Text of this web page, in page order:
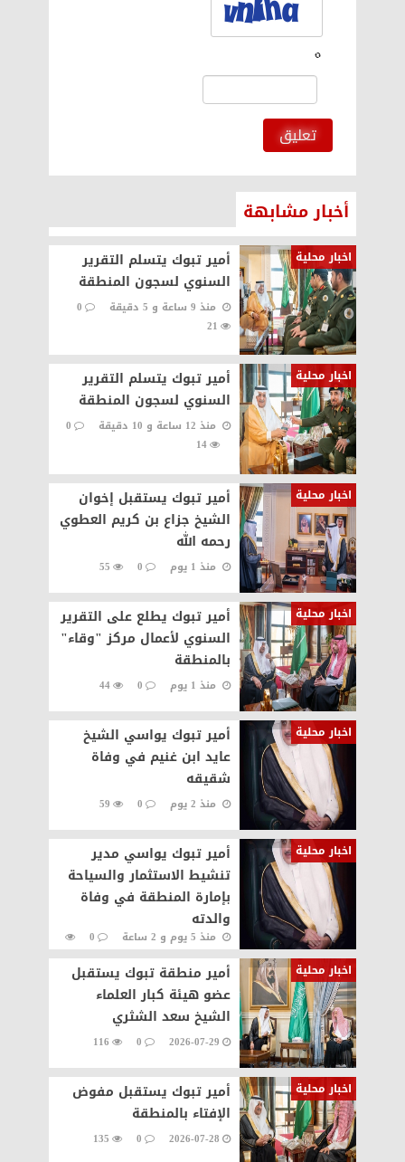
تعليق
أخبار مشابهة
اخبار محلية
أمير تبوك يتسلم التقرير
السنوي لسجون المنطقة
منذ 9 ساعة و 5 دقيقة
0
21
اخبار محلية
أمير تبوك يتسلم التقرير
السنوي لسجون المنطقة
منذ 12 ساعة و 10 دقيقة
0
14
اخبار محلية
أمير تبوك يستقبل إخوان
الشيخ جزاع بن كريم العطوي
رحمه الله‏‎
منذ 1 يوم 0
55
اخبار محلية
أمير تبوك يطلع على التقرير
السنوي لأعمال مركز "وقاء"
بالمنطقة
منذ 1 يوم 0
44
اخبار محلية
أمير تبوك يواسي الشيخ
عايد ابن غنيم في وفاة
شقيقه
منذ 2 يوم 0
59
اخبار محلية
أمير تبوك يواسي مدير
تنشيط الاستثمار والسياحة
بإمارة المنطقة في وفاة
والدته
منذ 5 يوم و 2 ساعة
0
107
اخبار محلية
أمير منطقة تبوك يستقبل
عضو هيئة كبار العلماء
الشيخ سعد الشثري
2026-07-29
0
116
اخبار محلية
أمير تبوك يستقبل مفوض
الإفتاء بالمنطقة
2026-07-28
0
135